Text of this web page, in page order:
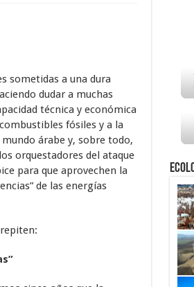
sometidas a una dura
dudar a muchas
técnica y económica
fósiles y a la
árabe y, sobre todo,
orquestadores del ataque
para que aprovechen la
de las energías